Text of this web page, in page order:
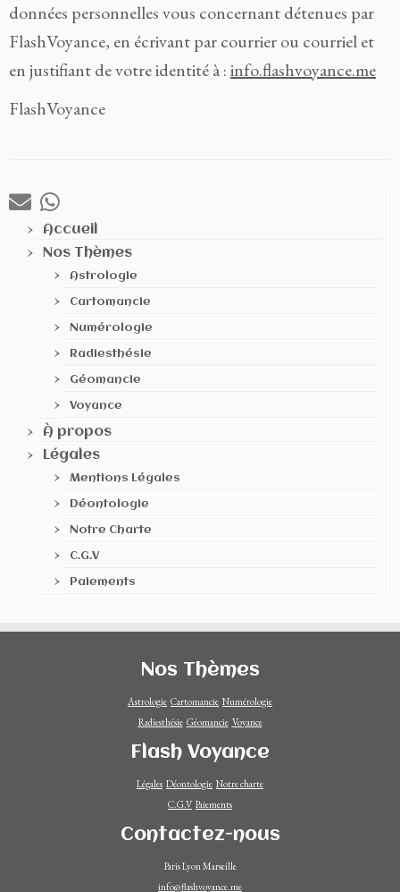
données personnelles vous concernant détenues par
FlashVoyance, en écrivant par courrier ou courriel et
en justifiant de votre identité à :info.flashvoyance.me
FlashVoyance
Accueil
Nos Thèmes
Astrologie
Cartomancie
Numérologie
Radiesthésie
Géomancie
Voyance
À propos
Légales
Mentions Légales
Déontologie
Notre Charte
C.G.V
Paiements
Nos Thèmes
Astrologie Cartomancie Numérologie
Radiesthésie Géomancie Voyance
Flash Voyance
Légales Déontologie Notre charte
C.G.V Paiements
Contactez-nous
Paris Lyon Marseille
info@flashvoyance.me